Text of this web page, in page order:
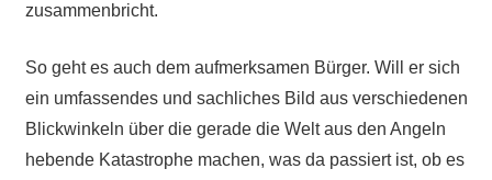
zusammenbricht.
So geht es auch dem aufmerksamen Bürger. Will er sich
ein umfassendes und sachliches Bild aus verschiedenen
Blickwinkeln über die gerade die Welt aus den Angeln
hebende Katastrophe machen, was da passiert ist, ob es